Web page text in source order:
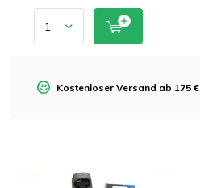
Kostenloser Versand ab 175 €